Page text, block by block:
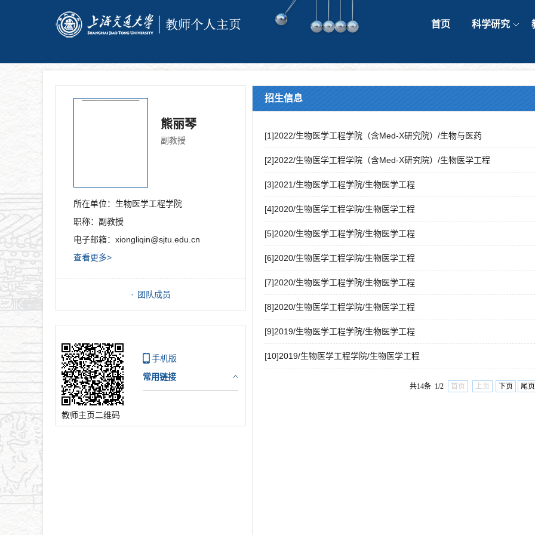
首页 科学研究
熊丽琴
副教授
所在单位： 生物医学工程学院
职称： 副教授
电子邮箱： xiongliqin@sjtu.edu.cn
查看更多>
团队成员
教师主页二维码
手机版
常用链接
招生信息
[1]2022/生物医学工程学院（含Med-X研究院）/生物与医药
[2]2022/生物医学工程学院（含Med-X研究院）/生物医学工程
[3]2021/生物医学工程学院/生物医学工程
[4]2020/生物医学工程学院/生物医学工程
[5]2020/生物医学工程学院/生物医学工程
[6]2020/生物医学工程学院/生物医学工程
[7]2020/生物医学工程学院/生物医学工程
[8]2020/生物医学工程学院/生物医学工程
[9]2019/生物医学工程学院/生物医学工程
[10]2019/生物医学工程学院/生物医学工程
共14条 1/2 首页 上页 下页 尾页